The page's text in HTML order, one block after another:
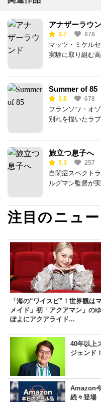
アナザーラウ
3.7 878
マッツ・ミケル
実験に取り組む
Summer of 85
3.8 678
フランソワ・オ
別れを描いたラ
旅立つ息子へ
3.3 257
自閉症スペクト
ルグマン監督が
注目のニュー
「海の“ワイスピ”！世界観は
メイド」初「アクアマン」の
ぽよにアクアライド...
40年以上
ジェンド
Amazon
続々登場